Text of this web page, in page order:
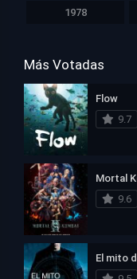
1978
Más Votadas
Flow
9.7
Mortal
9.6
El mito